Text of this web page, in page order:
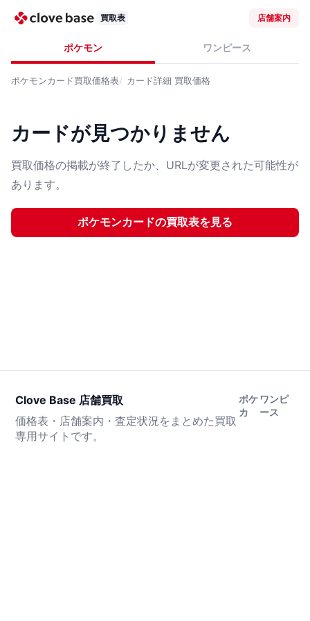
買取表 店舗案内
ポケモン ワンピース
ポケモンカード買取価格表 カード詳細 買取価格
カードが見つかりません
買取価格の掲載が終了したか、URLが変更された可能性が
あります。
ポケモンカードの買取表を見る
Clove Base 店舗買取
価格表・店舗案内・査定状況をまとめた買取
専用サイトです。
ポケ
カ
ワンピ
ース